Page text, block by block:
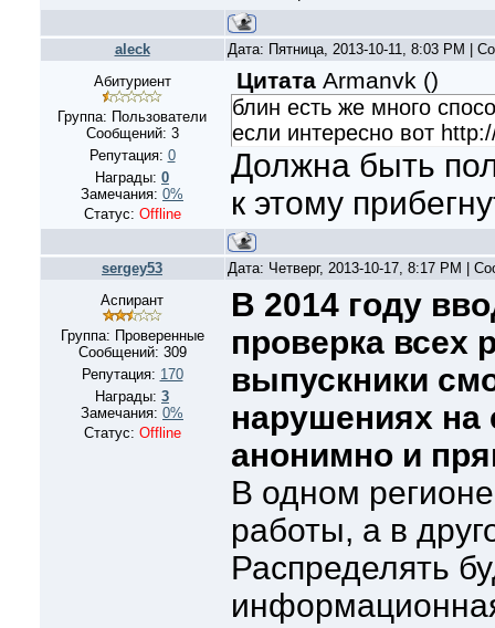
aleck
Дата: Пятница, 2013-10-11, 8:03 PM |
Абитуриент
Группа: Пользователи
Сообщений: 3
Репутация: 0
Награды: 0
Замечания: 0%
Статус: Offline
Цитата Armanvk ()
блин есть же много
если интересно вот
Должна быть
к этому
sergey53
Дата: Четверг, 2013-10-17, 8:17 PM |
Аспирант
Группа: Проверенные
Сообщений: 309
Репутация: 170
Награды: 3
Замечания: 0%
Статус: Offline
В 2014 году
проверка всех
выпускники
нарушениях на
анонимно и
В одном
работы, а в
Распределять